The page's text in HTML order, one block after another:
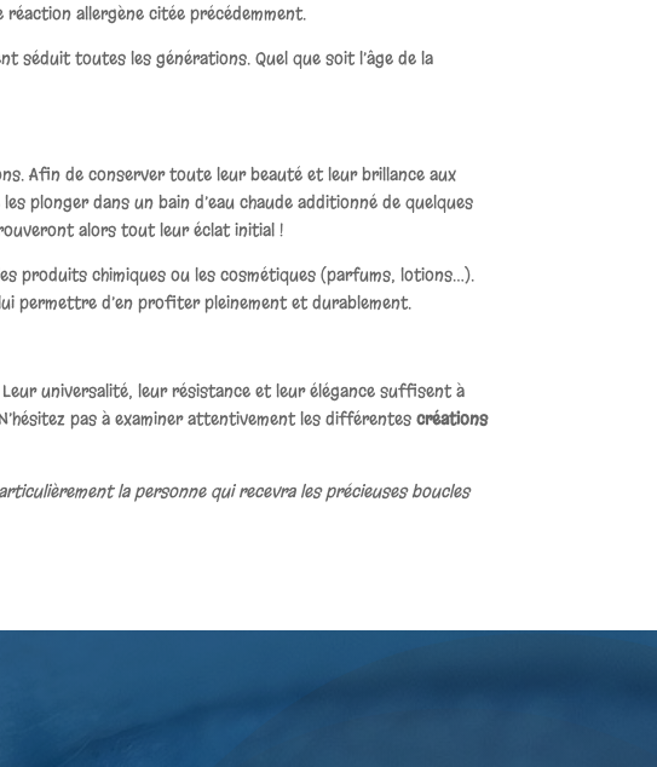
allergène citée précédemment.
séduit toutes les générations. Quel que soit l’âge de la
Afin de conserver toute leur beauté et leur brillance aux
plonger dans un bain d’eau chaude additionné de quelques
alors tout leur éclat initial !
produits chimiques ou les cosmétiques (parfums, lotions…).
permettre d’en profiter pleinement et durablement.
universalité, leur résistance et leur élégance suffisent à
pas à examiner attentivement les différentescréations
la personne qui recevra les précieuses boucles